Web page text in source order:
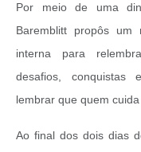
Por meio de uma
Baremblitt propôs um
interna para
desafios, conquistas
lembrar que quem
Ao final dos dois dias